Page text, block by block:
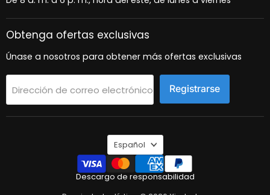
Obtenga ofertas exclusivas
Únase a nosotros para obtener más ofertas exclusivas
Dirección de correo electrónico Registrarse
Idioma
Español
Descargo de responsabilidad